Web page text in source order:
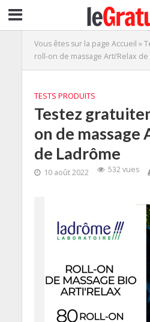
Vous êtes sur la page Accueil »
roll-on de massage Arti’Relax
TESTS PRODUITS
Testez
on de massage
de Ladrôme
10 août 2022 532 vues